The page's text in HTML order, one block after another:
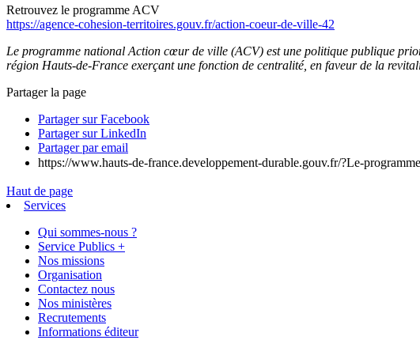
Retrouvez le programme ACV
https://agence-cohesion-territoires.gouv.fr/action-coeur-de-ville-42
Le programme national Action cœur de ville (ACV) est une politique publique
région Hauts-de-France exerçant une fonction de centralité, en faveur de la
Partager la page
Partager sur Facebook
Partager sur LinkedIn
Partager par email
https://www.hauts-de-france.developpement-durable.gouv.fr/?Le-
Haut de page
Services
Qui sommes-nous ?
Service Publics +
Nos missions
Organisation
Contactez nous
Nos ministères
Recrutements
Informations éditeur